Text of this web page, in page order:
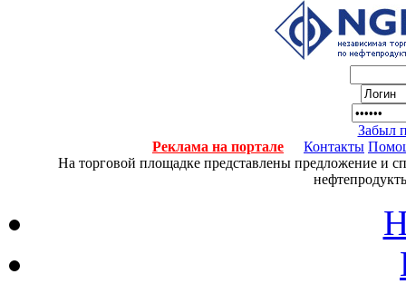
Забыл
Реклама на портале
Контакты
На торговой площадке представлены предложение и